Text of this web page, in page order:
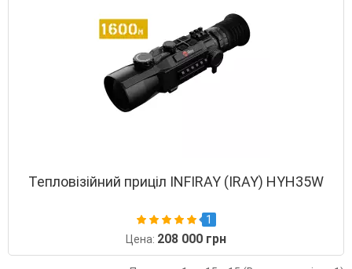
Тепловізійний приціл INFIRAY (IRAY) HYH35W
1
Цена: 208 000 грн